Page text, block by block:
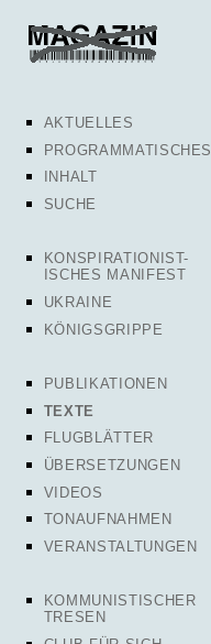
AKTUELLES
PROGRAMMATISCHES
INHALT
SUCHE
KONSPIRATIONIST-
ISCHES MANIFEST
UKRAINE
KÖNIGSGRIPPE
PUBLIKATIONEN
TEXTE
FLUGBLÄTTER
ÜBERSETZUNGEN
VIDEOS
TONAUFNAHMEN
VERANSTALTUNGEN
KOMMUNISTISCHER
TRESEN